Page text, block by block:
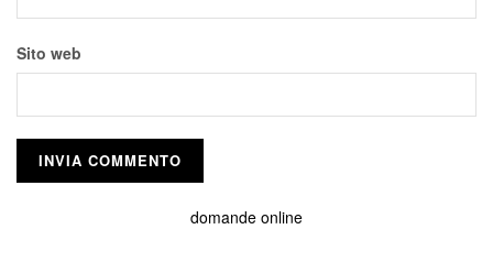
Sito web
domande online